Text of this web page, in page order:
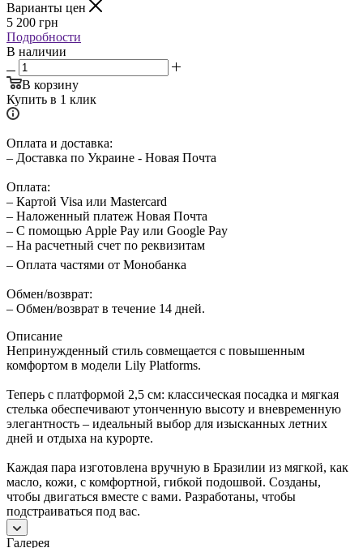
Варианты цен
5 200 грн
Подробности
В наличии
В корзину
Купить в 1 клик
Оплата и доставка:
– Доставка по Украине - Новая Почта
Оплата:
– Картой Visa или Mastercard
– Наложенный платеж Новая Почта
– С помощью Apple Pay или Google Pay
– На расчетный счет по реквизитам
– Оплата частями от Монобанка
Обмен/возврат:
– Обмен/возврат в течение 14 дней.
Описание
Непринужденный стиль совмещается с повышенным
комфортом в модели Lily Platforms.
Теперь с платформой 2,5 см: классическая посадка и мягкая
стелька обеспечивают утонченную высоту и вневременную
элегантность – идеальный выбор для изысканных летних
дней и отдыха на курорте.
Каждая пара изготовлена ​​вручную в Бразилии из мягкой, как
масло, кожи, с комфортной, гибкой подошвой. Созданы,
чтобы двигаться вместе с вами. Разработаны, чтобы
подстраиваться под вас.
Галерея